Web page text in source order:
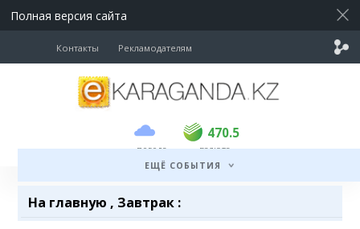
Полная версия сайта
Контакты Рекламодателям
погода
470.5
USD 469 470.5
валюта
ЕЩЁ СОБЫТИЯ
На главную , Завтрак :